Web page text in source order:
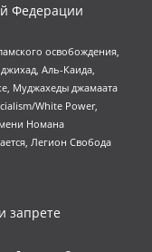
Федерации
освобождения,
Аль-Каида,
Муджахеды джамаата
White Power,
Номана
Легион Свобода
запрете